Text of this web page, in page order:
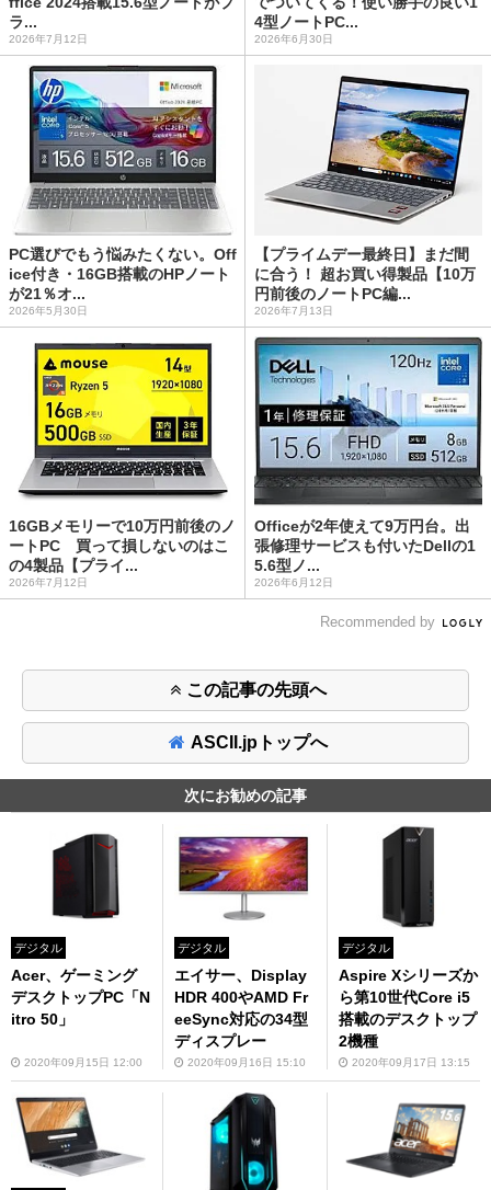
ラ...
2026年7月12日
4型ノートPC...
2026年6月30日
PC選びでもう悩みたくない。Off
ice付き・16GB搭載のHPノート
が21％オ...
2026年5月30日
【プライムデー最終日】まだ間
に合う！ 超お買い得製品【10万
円前後のノートPC編...
2026年7月13日
16GBメモリーで10万円前後のノ
ートPC 買って損しないのはこ
の4製品【プライ...
2026年7月12日
Officeが2年使えて9万円台。出
張修理サービスも付いたDellの1
5.6型ノ...
2026年6月12日
Recommended by
この記事の先頭へ
ASCII.jpトップへ
次にお勧めの記事
デジタル
Acer、ゲーミング
デスクトップPC「N
itro 50」
2020年09月15日 12:00
デジタル
エイサー、Display
HDR 400やAMD Fr
eeSync対応の34型
ディスプレー
2020年09月16日 15:10
デジタル
Aspire Xシリーズか
ら第10世代Core i5
搭載のデスクトップ
2機種
2020年09月17日 13:15